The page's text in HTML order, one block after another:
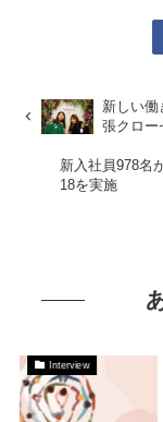
新しい働
張クロー
新入社員978名
18を実施
Interview